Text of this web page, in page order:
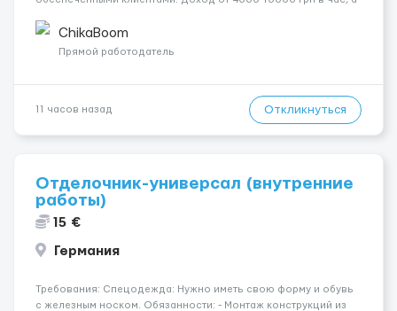
всегда остаются у тебя. Предоставляем хорошие
Апартаменты , безопасность и ...
ChikaBoom
Прямой работодатель
11 часов назад Откликнуться
Отделочник-универсал (внутренние
работы)
15 €
Германия
Требования: Спецодежда: Нужно иметь свою форму и обувь
с железным носком. Обязанности: - Монтаж конструкций из